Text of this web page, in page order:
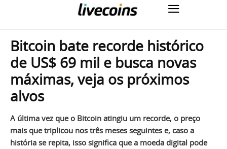
Bitcoin bate recorde histórico
de US$ 69 mil e busca novas
máximas, veja os próximos
alvos
A última vez que o Bitcoin atingiu um recorde, o preço
mais que triplicou nos três meses seguintes e, caso a
história se repita, isso significa que a moeda digital pode